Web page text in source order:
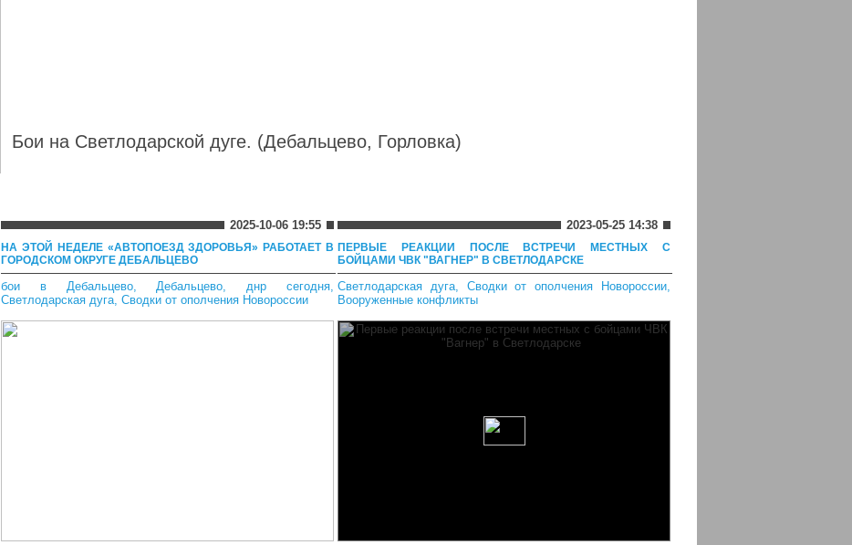
Бои на Светлодарской дуге. (Дебальцево, Горловка)
2025-10-06 19:55
НА ЭТОЙ НЕДЕЛЕ «АВТОПОЕЗД ЗДОРОВЬЯ» РАБОТАЕТ В
ГОРОДСКОМ ОКРУГЕ ДЕБАЛЬЦЕВО
бои в Дебальцево,Дебальцево,днр сегодня,
Светлодарская дуга, Сводки от ополчения Новороссии
2023-05-25 14:38
ПЕРВЫЕ РЕАКЦИИ ПОСЛЕ ВСТРЕЧИ МЕСТНЫХ С
БОЙЦАМИ ЧВК "ВАГНЕР" В СВЕТЛОДАРСКЕ
Светлодарская дуга, Сводки от ополчения Новороссии,
Вооруженные конфликты